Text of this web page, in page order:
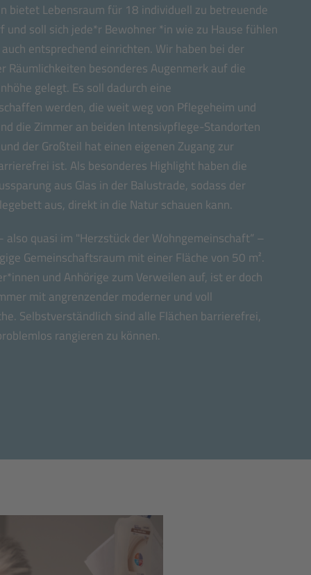
bietet Lebensraum für 18 individuell zu betreuende
und soll sich jede*r Bewohner *in wie zu Hause fühlen
entsprechend einrichten. Wir haben bei der
Räumlichkeiten besonderes Augenmerk auf die
gelegt. Es soll dadurch eine
werden, die weit weg von Pflegeheim und
die Zimmer an beiden Intensivpflege-Standorten
der Großteil hat einen eigenen Zugang zur
ist. Als besonderes Highlight haben die
aus Glas in der Balustrade, sodass der
aus, direkt in die Natur schauen kann.
also quasi im "Herzstück der Wohngemeinschaft“ –
Gemeinschaftsraum mit einer Fläche von 50 m².
und Anhörige zum Verweilen auf, ist er doch
mit angrenzender moderner und voll
Selbstverständlich sind alle Flächen barrierefrei,
rangieren zu können.